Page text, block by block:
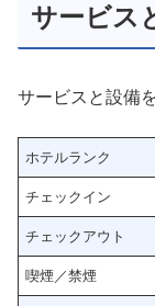
サービス
サービスと設備
ホテルランク
チェックイン
チェックアウト
喫煙／禁煙